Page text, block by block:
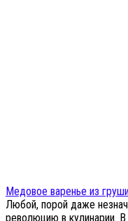
Медовое варенье из
Любой, порой даже
революцию в кулинарии.